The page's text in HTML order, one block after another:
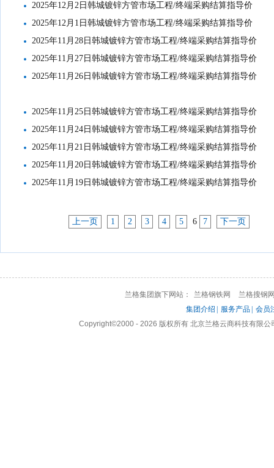
2025年12月2日韩城镀锌方管市场工程/终端采购结算指导价
2025年12月1日韩城镀锌方管市场工程/终端采购结算指导价
2025年11月28日韩城镀锌方管市场工程/终端采购结算指导价
2025年11月27日韩城镀锌方管市场工程/终端采购结算指导价
2025年11月26日韩城镀锌方管市场工程/终端采购结算指导价
2025年11月25日韩城镀锌方管市场工程/终端采购结算指导价
2025年11月24日韩城镀锌方管市场工程/终端采购结算指导价
2025年11月21日韩城镀锌方管市场工程/终端采购结算指导价
2025年11月20日韩城镀锌方管市场工程/终端采购结算指导价
2025年11月19日韩城镀锌方管市场工程/终端采购结算指导价
上一页 1 2 3 4 5 6 7 下一页